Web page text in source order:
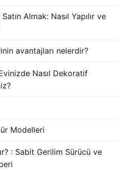
Almak: Nasıl Yapılır ve
avantajları nelerdir?
Nasıl Dekoratif
Modelleri
: Sabit Gerilim Sürücü ve